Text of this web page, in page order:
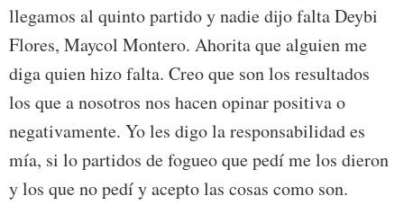
llegamos al quinto partido y nadie dijo falta Deybi
Flores, Maycol Montero. Ahorita que alguien me
diga quien hizo falta. Creo que son los resultados
los que a nosotros nos hacen opinar positiva o
negativamente. Yo les digo la responsabilidad es
mía, si lo partidos de fogueo que pedí me los dieron
y los que no pedí y acepto las cosas como son.